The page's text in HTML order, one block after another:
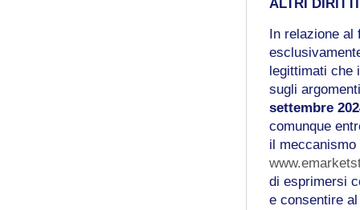
ALTRI
In relazione al
legittimati che
sugli
settembre
comunque
il meccanismo
di esprimersi
e consentire